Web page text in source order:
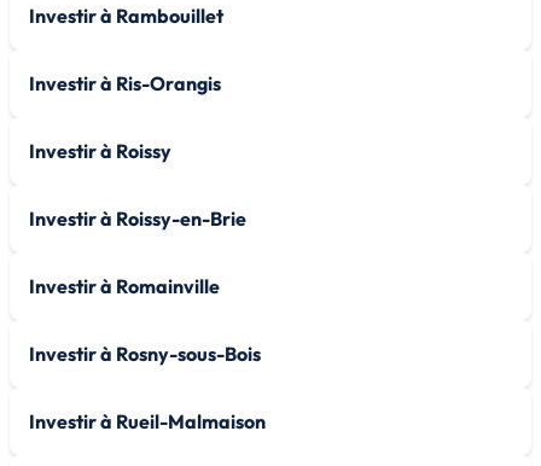
Investir à Rambouillet
Investir à Ris-Orangis
Investir à Roissy
Investir à Roissy-en-Brie
Investir à Romainville
Investir à Rosny-sous-Bois
Investir à Rueil-Malmaison